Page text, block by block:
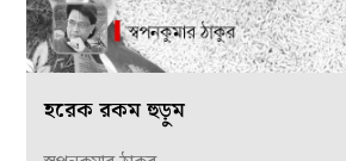
হরেক রকম হুড়ুম